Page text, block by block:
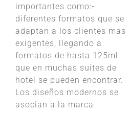
importantes como:-
diferentes formatos que se
adaptan a los clientes mas
exigentes, llegando a
formatos de hasta 125ml
que en muchas suites de
hotel se pueden encontrar.-
Los diseños modernos se
asocian a la marca